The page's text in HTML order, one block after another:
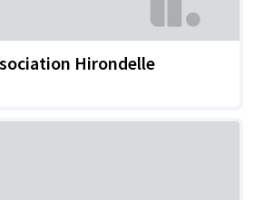
Hirondelle